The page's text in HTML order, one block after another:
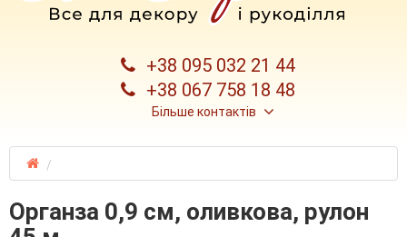
+38 095 032 21 44
+38 067 758 18 48
Більше контактів
Органза 0,9 см, оливкова, рулон